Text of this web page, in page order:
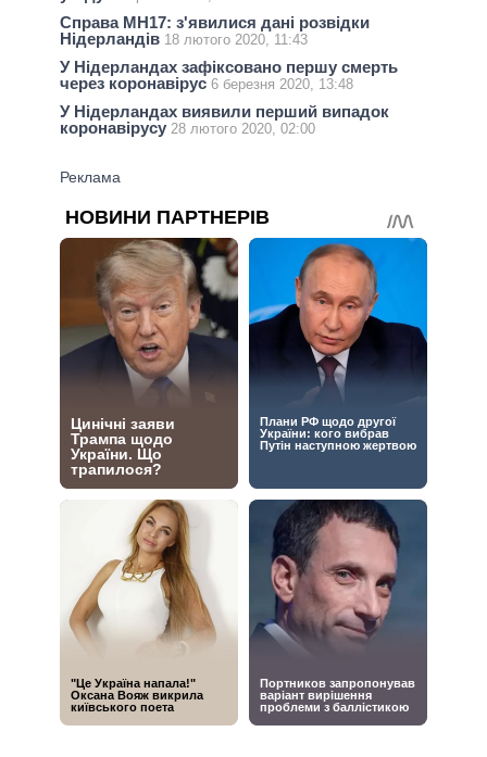
Справа МН17: з'явилися дані розвідки
Нідерландів 18 лютого 2020, 11:43
У Нідерландах зафіксовано першу смерть
через коронавірус 6 березня 2020, 13:48
У Нідерландах виявили перший випадок
коронавірусу 28 лютого 2020, 02:00